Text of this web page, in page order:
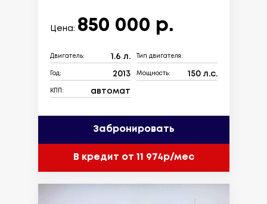
Цена: 850 000 р.
Двигатель: 1.6 л. Тип двигателя:
Год: 2013 Мощность: 150 л.с.
КПП: автомат
Забронировать
В кредит от 11 974р/мес